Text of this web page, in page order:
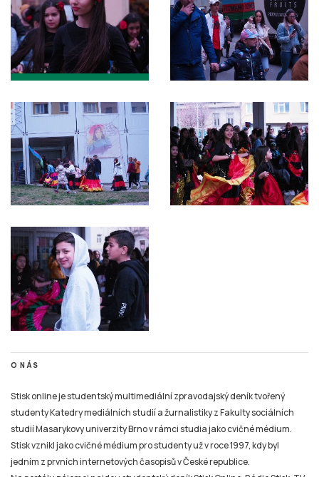
O NÁS
Stisk online je studentský multimediální zpravodajský deník tvořený
studenty Katedry mediálních studií a žurnalistiky z Fakulty sociálních
studií Masarykovy univerzity Brno v rámci studia jako cvičné médium.
Stisk vznikl jako cvičné médium pro studenty už v roce 1997, kdy byl
jedním z prvních internetových časopisů v České republice.